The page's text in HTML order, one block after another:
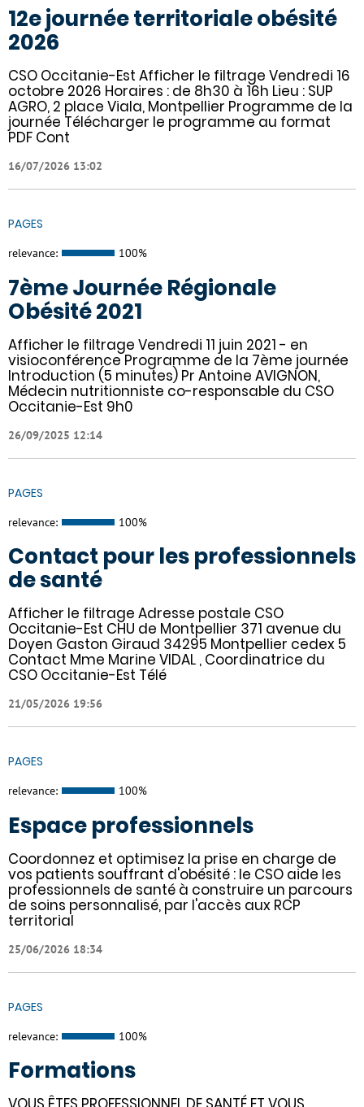
12e journée territoriale obésité
2026
CSO Occitanie-Est Afficher le filtrage Vendredi 16
octobre 2026 Horaires : de 8h30 à 16h Lieu : SUP
AGRO, 2 place Viala, Montpellier Programme de la
journée Télécharger le programme au format
PDF Cont
16/07/2026 13:02
PAGES
relevance: 100%
7ème Journée Régionale
Obésité 2021
Afficher le filtrage Vendredi 11 juin 2021 - en
visioconférence Programme de la 7ème journée
Introduction (5 minutes) Pr Antoine AVIGNON,
Médecin nutritionniste co-responsable du CSO
Occitanie-Est 9h0
26/09/2025 12:14
PAGES
relevance: 100%
Contact pour les professionnels
de santé
Afficher le filtrage Adresse postale CSO
Occitanie-Est CHU de Montpellier 371 avenue du
Doyen Gaston Giraud 34295 Montpellier cedex 5
Contact Mme Marine VIDAL , Coordinatrice du
CSO Occitanie-Est Télé
21/05/2026 19:56
PAGES
relevance: 100%
Espace professionnels
Coordonnez et optimisez la prise en charge de
vos patients souffrant d'obésité : le CSO aide les
professionnels de santé à construire un parcours
de soins personnalisé, par l'accès aux RCP
territorial
25/06/2026 18:34
PAGES
relevance: 100%
Formations